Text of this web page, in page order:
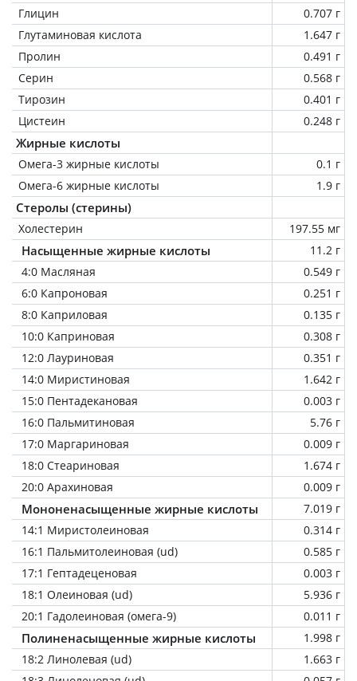
Глицин
0.707 г
Глутаминовая кислота
1.647 г
Пролин
0.491 г
Серин
0.568 г
Тирозин
0.401 г
Цистеин
0.248 г
Жирные кислоты
Омега-3 жирные кислоты
0.1 г
Омега-6 жирные кислоты
1.9 г
Стеролы (стерины)
Холестерин 197.55 мг
Насыщенные жирные кислоты
11.2 г
4:0 Масляная
0.549 г
6:0 Капроновая
0.251 г
8:0 Каприловая
0.135 г
10:0 Каприновая
0.308 г
12:0 Лауриновая
0.351 г
14:0 Миристиновая
1.642 г
15:0 Пентадекановая
0.003 г
16:0 Пальмитиновая
5.76 г
17:0 Маргариновая
0.009 г
18:0 Стеариновая
1.674 г
20:0 Арахиновая
0.009 г
Мононенасыщенные жирные кислоты
7.019 г
14:1 Миристолеиновая
0.314 г
16:1 Пальмитолеиновая (ud)
0.585 г
17:1 Гептадеценовая
0.003 г
18:1 Олеиновая (ud)
5.936 г
20:1 Гадолеиновая (омега-9)
0.011 г
Полиненасыщенные жирные кислоты
1.998 г
18:2 Линолевая (ud)
1.663 г